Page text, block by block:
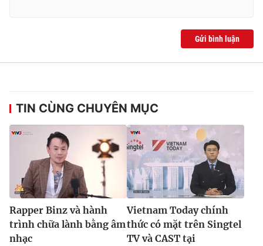
Gửi bình luận
TIN CÙNG CHUYÊN MỤC
Rapper Binz và hành
trình chữa lành bằng âm
nhạc
Vietnam Today chính
thức có mặt trên Singtel
TV và CAST tại